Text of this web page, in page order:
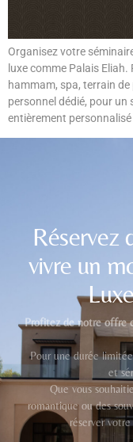
Organisez votre
luxe comme Palais
hammam, spa, terrain
personnel dédié, pour
entièrement
Réservez
vivre un
Profitez de notre offre
Pour une durée
et
Que vous
romantique ou des
réserver